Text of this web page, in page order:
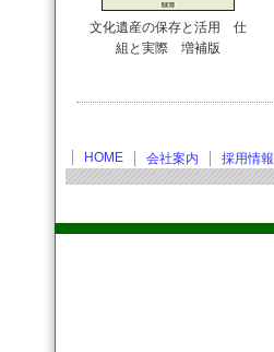
文化遺産の保存と活用 仕
組と実際 増補版
HOME 会社案内 採用情報